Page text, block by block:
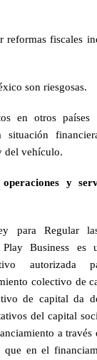
fiscales
son riesgosas.
en otros países
situación
del vehículo.
y
para Regular
Play Business es
autorizada
colectivo de
de capital da
del capital
a través
que en el